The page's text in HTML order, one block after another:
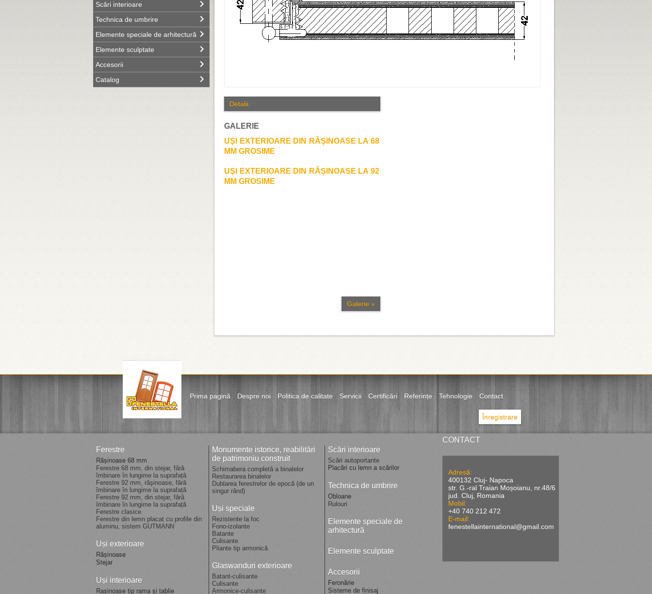
Scări interioare
Technica de umbrire
Elemente speciale de arhitectură
Elemente sculptate
Accesorii
Catalog
Detalii
GALERIE
UŞI EXTERIOARE DIN RĂȘINOASE LA 68
MM GROSIME
UŞI EXTERIOARE DIN RĂȘINOASE LA 92
MM GROSIME
Galerie »
Prima pagină Despre noi Politica de calitate Servicii Certificări Referințe Tehnologie Contact
Înregistrare
Ferestre
Rășinoase 68 mm
Ferestre 68 mm, din stejar, fără
îmbinare în lungime la suprafață
Ferestre 92 mm, răşinoase, fără
îmbinare în lungime la suprafață
Ferestre 92 mm, din stejar, fără
îmbinare în lungime la suprafață
Ferestre clasice
Ferestre din lemn placat cu profile din
aluminu, sistem GUTMANN
Uși exterioare
Rășinoase
Stejar
Uși interioare
Rașinoase tip rama și tablie
Monumente istorice, reabilitări
de patrimoniu construit
Schimabera completă a binalelor
Restaurarea binalelor
Dublarea ferestrelor de epocă (de un
singur rând)
Uși speciale
Rezistente la foc
Fono-izolante
Batante
Culisante
Pliante tip armonică
Glaswanduri exterioare
Batant-culisante
Culisante
Armonice-culisante
Scări interioare
Scări autoportante
Placări cu lemn a scărilor
Technica de umbrire
Obloane
Rulouri
Elemente speciale de
arhitectură
Elemente sculptate
Accesorii
Feronărie
Sisteme de finisaj
CONTACT
Adresă:
400132 Cluj- Napoca
str. G.-ral Traian Moșoianu, nr.48/6
jud. Cluj, Romania
Mobil:
+40 740 212 472
E-mail:
fenestellainternational@gmail.com